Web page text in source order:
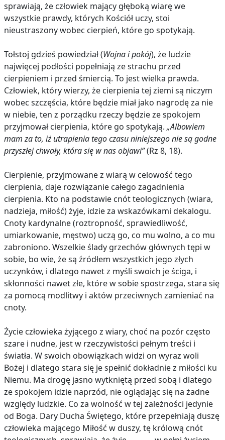
sprawiają, że człowiek mający głęboką wiarę we
wszystkie prawdy, których Kościół uczy, stoi
nieustraszony wobec cierpień, które go spotykają.
Tołstoj gdzieś powiedział (Wojna i pokój), że ludzie
najwięcej podłości popełniają ze strachu przed
cierpieniem i przed śmiercią. To jest wielka prawda.
Człowiek, który wierzy, że cierpienia tej ziemi są niczym
wobec szczęścia, które będzie miał jako nagrodę za nie
w niebie, ten z porządku rzeczy będzie ze spokojem
przyjmował cierpienia, które go spotykają. „Albowiem
mam za to, iż utrapienia tego czasu niniejszego nie są godne
przyszłej chwały, która się w nas objawi”(Rz 8, 18).
Cierpienie, przyjmowane z wiarą w celowość tego
cierpienia, daje rozwiązanie całego zagadnienia
cierpienia. Kto na podstawie cnót teologicznych (wiara,
nadzieja, miłość) żyje, idzie za wskazówkami dekalogu.
Cnoty kardynalne (roztropność, sprawiedliwość,
umiarkowanie, męstwo) uczą go, co mu wolno, a co mu
zabroniono. Wszelkie ślady grzechów głównych tępi w
sobie, bo wie, że są źródłem wszystkich jego złych
uczynków, i dlatego nawet z myśli swoich je ściga, i
skłonności nawet złe, które w sobie spostrzega, stara się
za pomocą modlitwy i aktów przeciwnych zamieniać na
cnoty.
Życie człowieka żyjącego z wiary, choć na pozór często
szare i nudne, jest w rzeczywistości pełnym treści i
światła. W swoich obowiązkach widzi on wyraz woli
Bożej i dlatego stara się je spełnić dokładnie z miłości ku
Niemu. Ma drogę jasno wytkniętą przed sobą i dlatego
ze spokojem idzie naprzód, nie oglądając się na żadne
względy ludzkie. Co za wolność w tej zależności jedynie
od Boga. Dary Ducha Świętego, które przepełniają duszę
człowieka mającego Miłość w duszy, tę królową cnót